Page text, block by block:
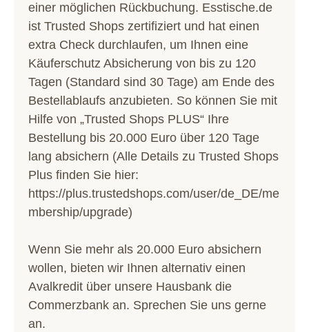
einer möglichen Rückbuchung. Esstische.de
ist Trusted Shops zertifiziert und hat einen
extra Check durchlaufen, um Ihnen eine
Käuferschutz Absicherung von bis zu 120
Tagen (Standard sind 30 Tage) am Ende des
Bestellablaufs anzubieten. So können Sie mit
Hilfe von „Trusted Shops PLUS“ Ihre
Bestellung bis 20.000 Euro über 120 Tage
lang absichern (Alle Details zu Trusted Shops
Plus finden Sie hier:
https://plus.trustedshops.com/user/de_DE/me
mbership/upgrade)
Wenn Sie mehr als 20.000 Euro absichern
wollen, bieten wir Ihnen alternativ einen
Avalkredit über unsere Hausbank die
Commerzbank an. Sprechen Sie uns gerne
an.